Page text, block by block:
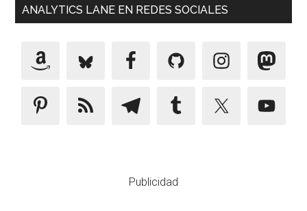
ANALYTICS LANE EN REDES SOCIALES
Publicidad